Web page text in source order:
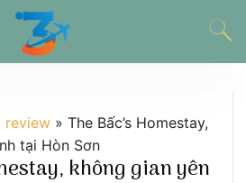
review » The Bấc’s Homestay,
tại Hòn Sơn
không gian yên